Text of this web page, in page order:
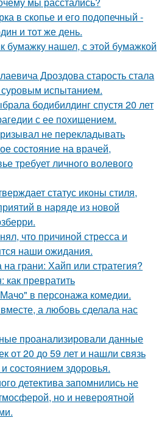
в скопье и его подопечный -
и тот же день.
бумажку нашел, с этой бумажкой
Дроздова старость стала
испытанием.
бодибилдинг спустя 20 лет
с ее похищением.
не перекладывать
состояние на врачей,
требует личного волевого
статус иконы стиля,
в наряде из новой
что причиной стресса и
наши ожидания.
грани: Хайп или стратегия?
как превратить
в персонажа комедии.
а любовь сделала нас
проанализировали данные
от 20 до 59 лет и нашли связь
состоянием здоровья.
детектива запомнились не
но и невероятной